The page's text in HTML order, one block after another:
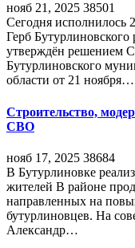
нояб 21, 2025 38501
Сегодня исполнилось
Герб
утверждён решением
Бутурлиновского
области от 21 ноября…
Строительство,
СВО
нояб 17, 2025 38684
В Бутурлиновке
жителей В районе
направленных на
бутурлиновцев. На
Александр…